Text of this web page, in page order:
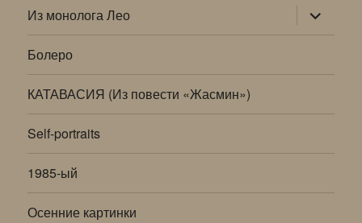
Из монолога Лео раскрыть
дочернее
меню
Болеро
КАТАВАСИЯ (Из повести «Жасмин»)
Self-portraits
1985-ый
Осенние картинки